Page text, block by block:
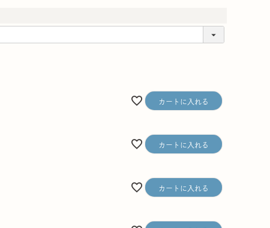
カートに入れる
カートに入れる
カートに入れる